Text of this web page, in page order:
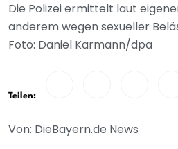
Die Polizei ermittelt laut
anderem wegen sexueller
Foto: Daniel Karmann/dpa
Teilen:
Von: DieBayern.de News